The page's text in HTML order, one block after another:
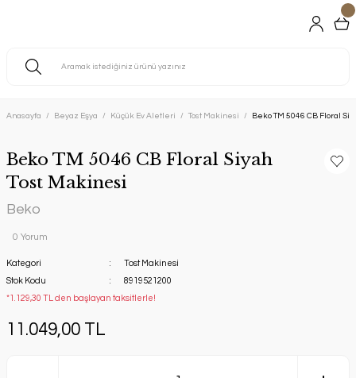
Anasayfa Beyaz Eşya Küçük Ev Aletleri Tost Makinesi Beko TM 5046 CB Floral
Beko TM 5046 CB Floral Siyah
Tost Makinesi
Beko
0 Yorum
Kategori
Tost Makinesi
Stok Kodu
8919521200
*1.129,30 TL den başlayan taksitlerle!
11.049,00 TL